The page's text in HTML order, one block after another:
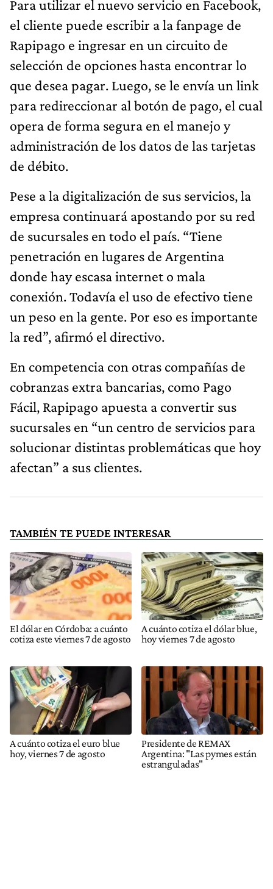
Para utilizar el nuevo servicio en Facebook,
el cliente puede escribir a la fanpage de
Rapipago e ingresar en un circuito de
selección de opciones hasta encontrar lo
que desea pagar. Luego, se le envía un link
para redireccionar al botón de pago, el cual
opera de forma segura en el manejo y
administración de los datos de las tarjetas
de débito.
Pese a la digitalización de sus servicios, la
empresa continuará apostando por su red
de sucursales en todo el país. “Tiene
penetración en lugares de Argentina
donde hay escasa internet o mala
conexión. Todavía el uso de efectivo tiene
un peso en la gente. Por eso es importante
la red”, afirmó el directivo.
En competencia con otras compañías de
cobranzas extra bancarias, como Pago
Fácil, Rapipago apuesta a convertir sus
sucursales en “un centro de servicios para
solucionar distintas problemáticas que hoy
afectan” a sus clientes.
TAMBIÉN TE PUEDE INTERESAR
El dólar en Córdoba: a cuánto
cotiza este viernes 7 de agosto
A cuánto cotiza el dólar blue,
hoy viernes 7 de agosto
A cuánto cotiza el euro blue
hoy, viernes 7 de agosto
Presidente de REMAX
Argentina: "Las pymes están
estranguladas"